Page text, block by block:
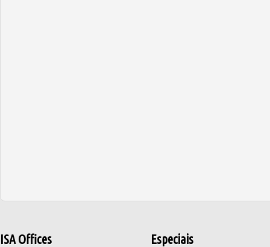
ISA Offices Especiais